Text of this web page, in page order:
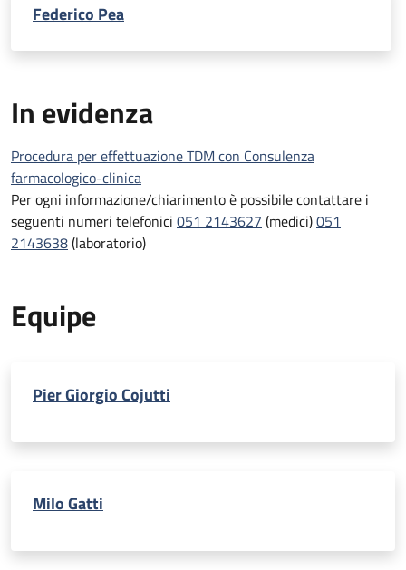
Federico Pea
In evidenza
Procedura per effettuazione TDM con Consulenza
farmacologico-clinica
Per ogni informazione/chiarimento è possibile contattare i
seguenti numeri telefonici 051 2143627 (medici)051
2143638(laboratorio)
Equipe
Pier Giorgio Cojutti
Milo Gatti